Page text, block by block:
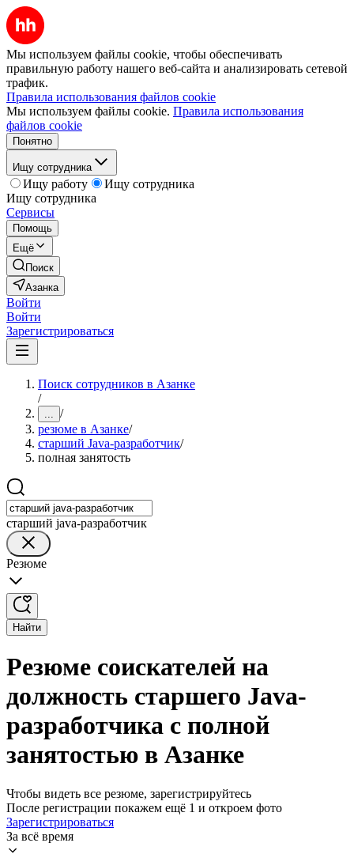
Мы используем файлы cookie, чтобы обеспечивать
правильную работу нашего веб-сайта и анализировать сетевой
трафик.
Правила использования файлов cookie
Мы используем файлы cookie. Правила использования
файлов cookie
Понятно
Ищу сотрудника
Ищу работу
Ищу сотрудника
Ищу сотрудника
Сервисы
Помощь
Ещё
Поиск
Азанка
Войти
Войти
Зарегистрироваться
Поиск сотрудников в Азанке
/
... /
резюме в Азанке/
старший Java-разработчик/
полная занятость
старший java-разработчик
Резюме
Найти
Резюме соискателей на
должность старшего Java-
разработчика с полной
занятостью в Азанке
Чтобы видеть все резюме, зарегистрируйтесь
После регистрации покажем ещё 1 и откроем фото
Зарегистрироваться
За всё время